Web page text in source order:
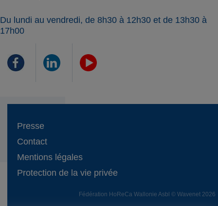
Du lundi au vendredi, de 8h30 à 12h30 et de 13h30 à
17h00
Presse
Contact
Mentions légales
Protection de la vie privée
Fédération HoReCa Wallonie Asbl © Wavenet 2026